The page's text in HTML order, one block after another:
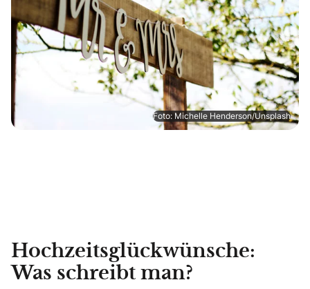
Foto: Michelle Henderson/Unsplash
Hochzeitsglückwünsche:
Was schreibt man?